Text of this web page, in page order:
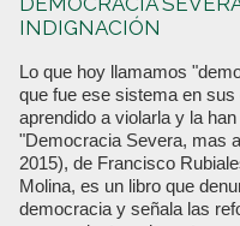
INDIGNACIÓN
Lo que hoy llamamos
que fue ese sistema en
aprendido a violarla y la
"Democracia Severa, mas
2015), de Francisco
Molina, es un libro que
democracia y señala las